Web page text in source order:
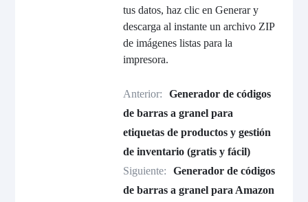
tus datos, haz clic en Generar y
descarga al instante un archivo ZIP
de imágenes listas para la
impresora.
Anterior:
Generador de códigos
de barras a granel para
etiquetas de productos y gestión
de inventario (gratis y fácil)
Siguiente:
Generador de códigos
de barras a granel para Amazon